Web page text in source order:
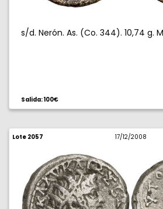
s/d. Nerón. As. (Co. 344). 10,74 g.
Salida: 100€
Lote 2057 17/12/2008